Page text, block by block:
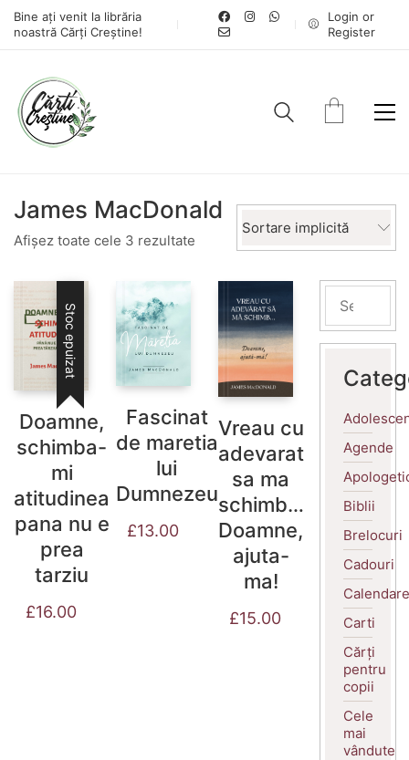
Bine ați venit la librăria
noastră Cărți Creștine!
Login or
Register
James MacDonald
Afișez toate cele 3 rezultate
Sortare implicită
Stoc epuizat
Doamne,
schimba-
mi
atitudinea
pana nu e
prea
tarziu
£16.00
Fascinat
de maretia
lui
Dumnezeu
£13.00
Vreau cu
adevarat
sa ma
schimb…
Doamne,
ajuta-
ma!
£15.00
Agende
Biblii
Brelocuri
Cadouri
Calendare
Carti
Cărți
pentru
copii
Cele
mai
vândute